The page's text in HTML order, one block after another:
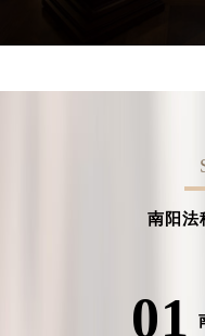
南阳法
01